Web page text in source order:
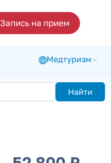
Запись на прием
Медтуризм
Найти